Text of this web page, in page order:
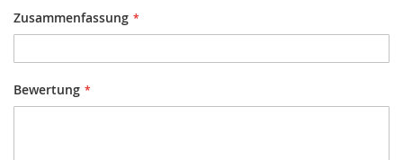
Zusammenfassung
Bewertung